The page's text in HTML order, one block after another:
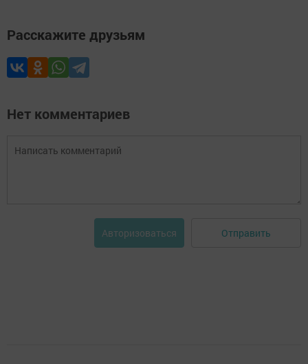
Расскажите друзьям
Нет комментариев
Авторизоваться Отправить